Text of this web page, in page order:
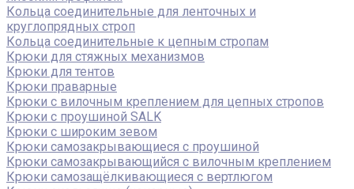
Кольца соединительные для ленточных и
круглопрядных строп
Кольца соединительные к цепным стропам
Крюки для стяжных механизмов
Крюки для тентов
Крюки праварные
Крюки с вилочным креплением для цепных стропов
Крюки с проушиной SALK
Крюки с широким зевом
Крюки самозакрывающиеся с проушиной
Крюки самозакрывающийся с вилочным креплением
Крюки самозащёлкивающиеся с вертлюгом